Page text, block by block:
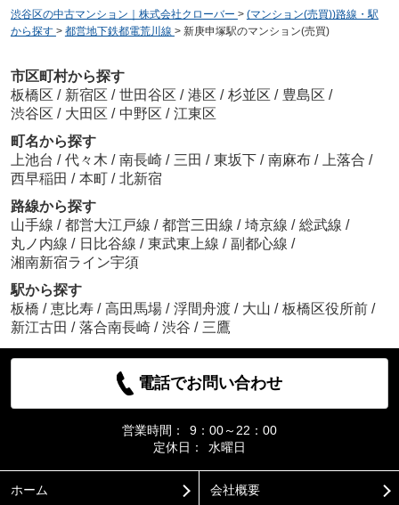
渋谷区の中古マンション｜株式会社クローバー > (マンション(売買))路線・駅
から探す > 都営地下鉄都電荒川線 > 新庚申塚駅のマンション(売買)
市区町村から探す
板橋区 / 新宿区 / 世田谷区 / 港区 / 杉並区 / 豊島区 /
渋谷区 / 大田区 / 中野区 / 江東区
町名から探す
上池台 / 代々木 / 南長崎 / 三田 / 東坂下 / 南麻布 / 上落合 /
西早稲田 / 本町 / 北新宿
路線から探す
山手線 / 都営大江戸線 / 都営三田線 / 埼京線 / 総武線 /
丸ノ内線 / 日比谷線 / 東武東上線 / 副都心線 /
湘南新宿ライン宇須
駅から探す
板橋 / 恵比寿 / 高田馬場 / 浮間舟渡 / 大山 / 板橋区役所前 /
新江古田 / 落合南長崎 / 渋谷 / 三鷹
電話でお問い合わせ
営業時間：
9：00～22：00
定休日：
水曜日
ホーム 会社概要